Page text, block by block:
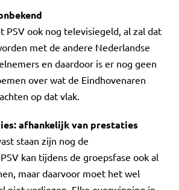
PSV ook nog televisiegeld, al zal dat
met de andere Nederlandse
en daardoor is er nog geen
over wat de Eindhovenaren
op dat vlak.
afhankelijk van prestaties
staan zijn nog de
kan tijdens de groepsfase ook al
maar daarvoor moet het wel